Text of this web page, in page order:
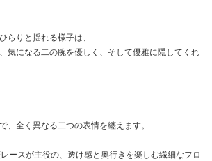
らりと揺れる様子は、
気になる二の腕を優しく、そして優雅に隠してくれ
、全く異なる二つの表情を纏えます。
ースが主役の、透け感と奥行きを楽しむ繊細なフロ